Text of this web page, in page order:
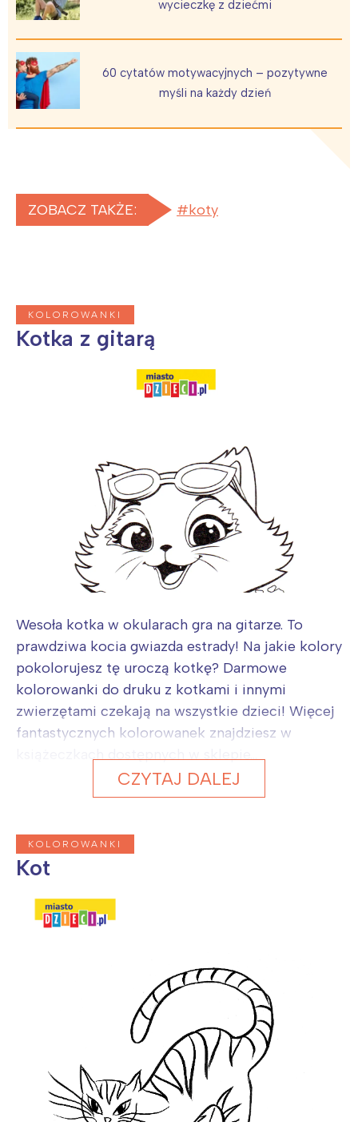
wycieczkę z dziećmi
60 cytatów motywacyjnych – pozytywne
myśli na każdy dzień
ZOBACZ TAKŻE: koty
KOLOROWANKI
Kotka z gitarą
Wesoła kotka w okularach gra na gitarze. To
prawdziwa kocia gwiazda estrady! Na jakie kolory
pokolorujesz tę uroczą kotkę? Darmowe
kolorowanki do druku z kotkami i innymi
zwierzętami czekają na wszystkie dzieci! Więcej
fantastycznych kolorowanek znajdziesz w
CZYTAJ DALEJ
KOLOROWANKI
Kot
Warszawa
Łódź
Trójmiasto
Kraków
Południe
Północ